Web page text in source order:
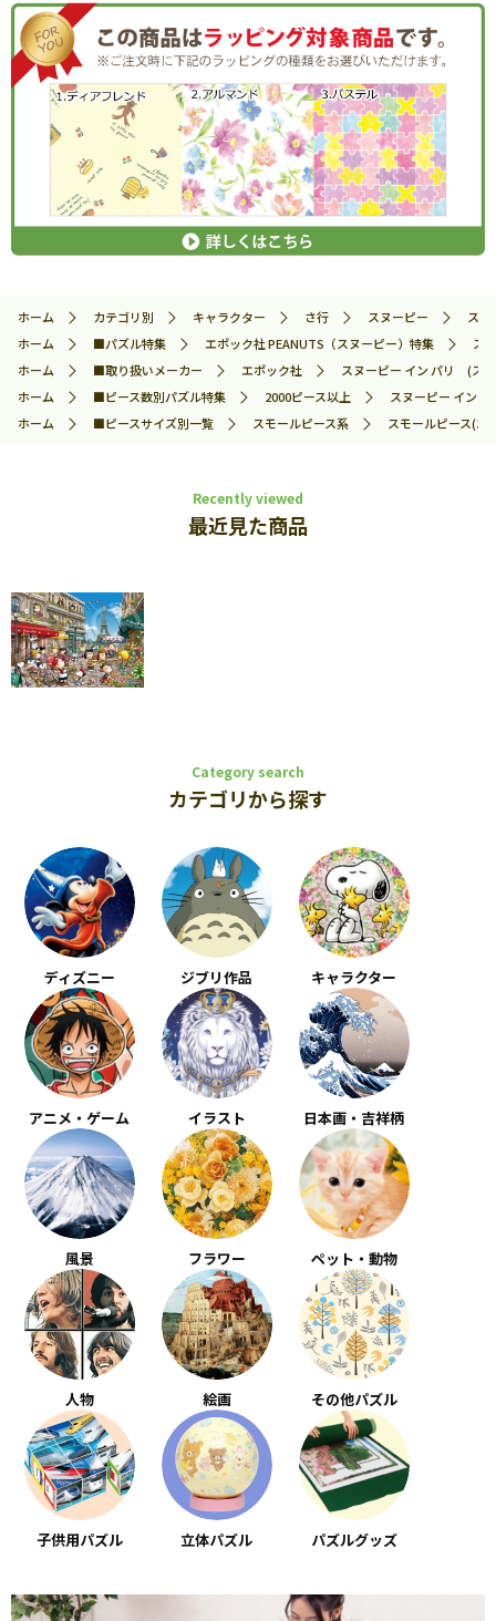
ホーム カテゴリ別 キャラクター さ行 スヌーピー
ス
ホーム
■パズル特集 エポック社 PEANUTS（スヌーピー）特集
ス
ホーム
■取り扱いメーカー エポック社
スヌーピー イン パリ (ス
ホーム
■ピース数別パズル特集 2000ピース以上
スヌーピー イン
ホーム
■ピースサイズ別一覧 スモールピース系 スモールピース(エ
Recently viewed
最近見た商品
Category search
カテゴリから探す
ディズニー ジブリ作品 キャラクター
アニメ・ゲーム イラスト 日本画・吉祥柄
風景 フラワー ペット・動物
人物 絵画 その他パズル
子供用パズル 立体パズル パズルグッズ